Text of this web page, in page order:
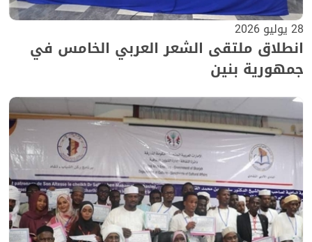
28 يوليو 2026
انطلاق ملتقى الشعر العربي الخامس في
جمهورية بنين